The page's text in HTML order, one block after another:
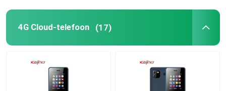
4G Cloud-telefoon (17)